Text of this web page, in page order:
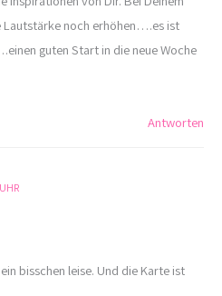
Lautstärke noch erhöhen….es ist
guten Start in die neue Woche
Antworten
bisschen leise. Und die Karte ist